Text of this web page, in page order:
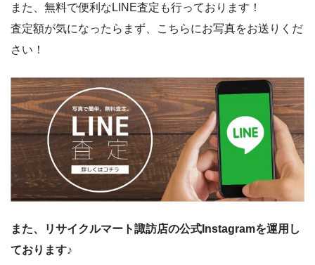
また、無料で便利なLINE査定も行っております！
査定額が気になったらまず、こちらにお写真をお送りくだ
さい！
また、リサイクルマート諏訪店の公式Instagramを運用し
ております♪